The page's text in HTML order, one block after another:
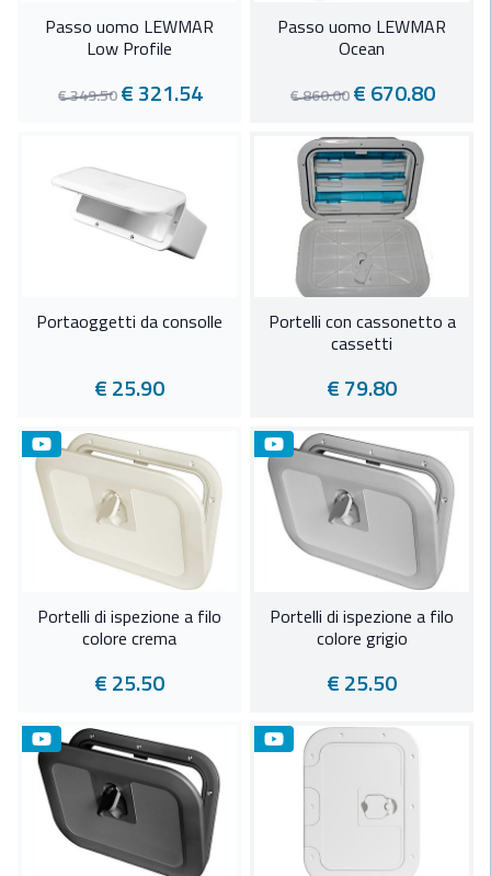
Passo uomo LEWMAR
Low Profile
€ 349.50 € 321.54
Passo uomo LEWMAR
Ocean
€ 860.00 € 670.80
Portaoggetti da consolle
€ 25.90
Portelli con cassonetto a
cassetti
€ 79.80
Portelli di ispezione a filo
colore crema
€ 25.50
Portelli di ispezione a filo
colore grigio
€ 25.50